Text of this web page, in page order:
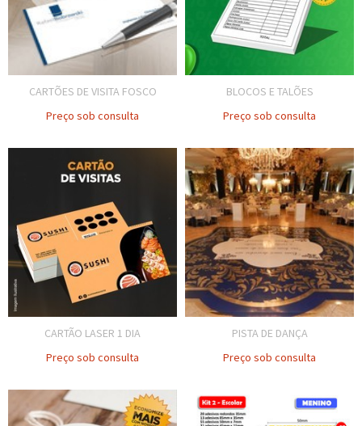
CARTÕES DE VISITA FOSCO
Preço sob consulta
BLOCOS E TALÕES
Preço sob consulta
CARTÃO LASER 1 DIA
Preço sob consulta
PISTA DE DANÇA
Preço sob consulta